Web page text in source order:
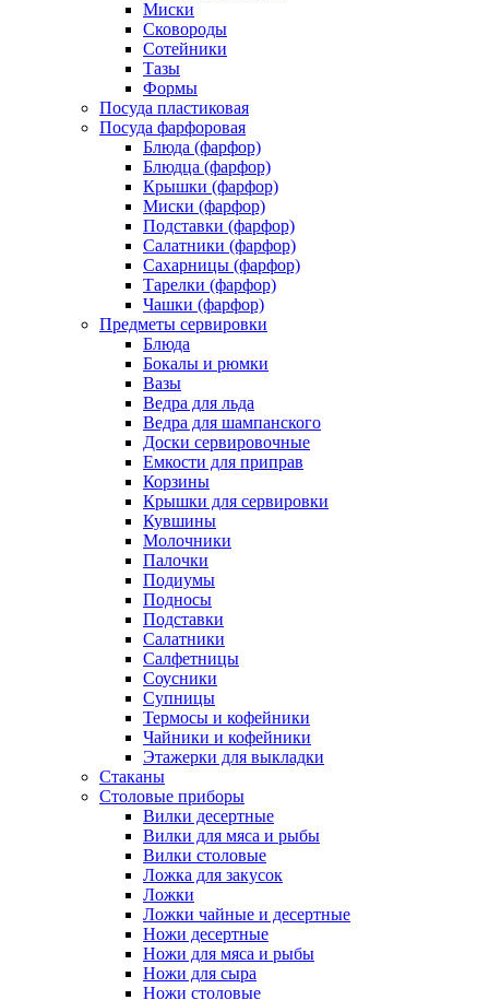
Миски
Сковороды
Сотейники
Тазы
Формы
Посуда пластиковая
Посуда фарфоровая
Блюда (фарфор)
Блюдца (фарфор)
Крышки (фарфор)
Миски (фарфор)
Подставки (фарфор)
Салатники (фарфор)
Сахарницы (фарфор)
Тарелки (фарфор)
Чашки (фарфор)
Предметы сервировки
Блюда
Бокалы и рюмки
Вазы
Ведра для льда
Ведра для шампанского
Доски сервировочные
Емкости для приправ
Корзины
Крышки для сервировки
Кувшины
Молочники
Палочки
Подиумы
Подносы
Подставки
Салатники
Салфетницы
Соусники
Супницы
Термосы и кофейники
Чайники и кофейники
Этажерки для выкладки
Стаканы
Столовые приборы
Вилки десертные
Вилки для мяса и рыбы
Вилки столовые
Ложка для закусок
Ложки
Ложки чайные и десертные
Ножи десертные
Ножи для мяса и рыбы
Ножи для сыра
Ножи столовые